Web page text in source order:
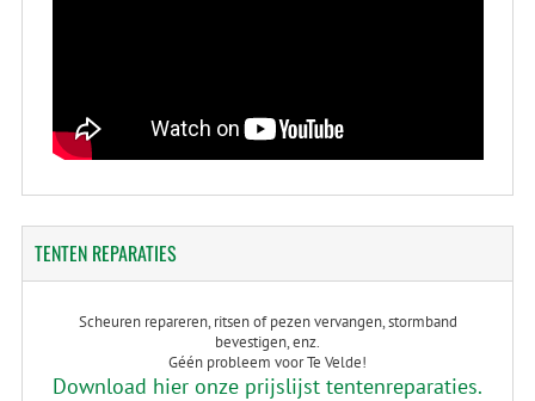
TENTENREPARATIES
Scheuren repareren, ritsen of pezen vervangen, stormband
bevestigen, enz.
Géén probleem voor Te Velde!
Download hier onze prijslijst tentenreparaties.